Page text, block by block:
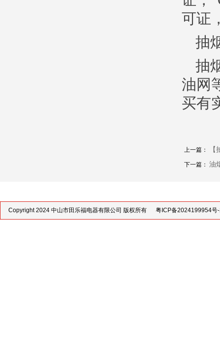
可证
抽
抽
油网
买有
上一篇：
下一篇： 油
Copyright 2024 中山市田乐福电器有限公司 版权所有 粤ICP备2024199954号